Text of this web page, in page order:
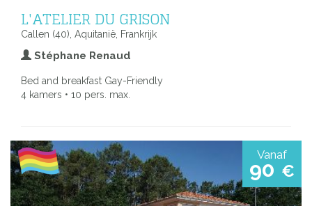
L'ATELIER DU GRISON
Callen (40), Aquitanië, Frankrijk
Stéphane Renaud
Bed and breakfast Gay-Friendly
4 kamers • 10 pers. max.
Vanaf
90 €